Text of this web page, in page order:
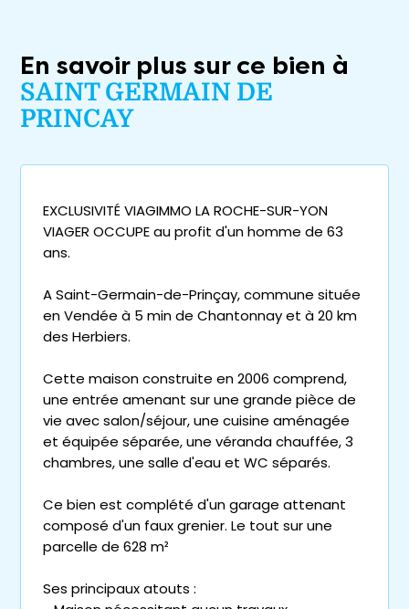
En savoir plus sur ce bien à
SAINT GERMAIN DE
PRINCAY
EXCLUSIVITÉ VIAGIMMO LA ROCHE-SUR-YON
VIAGER OCCUPE au profit d'un homme de 63
ans.
A Saint-Germain-de-Prinçay, commune située
en Vendée à 5 min de Chantonnay et à 20 km
des Herbiers.
Cette maison construite en 2006 comprend,
une entrée amenant sur une grande pièce de
vie avec salon/séjour, une cuisine aménagée
et équipée séparée, une véranda chauffée, 3
chambres, une salle d'eau et WC séparés.
Ce bien est complété d'un garage attenant
composé d'un faux grenier. Le tout sur une
parcelle de 628 m²
Ses principaux atouts :